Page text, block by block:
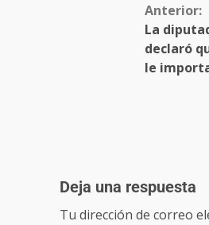
Anterior:
La
declaró
le
Deja una respuesta
Tu dirección de correo